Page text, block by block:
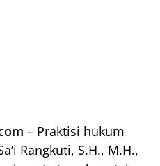
– Praktisi hukum
Rangkuti, S.H., M.H.,